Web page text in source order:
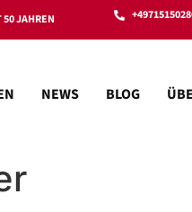
JAHREN
NEWS BLOG